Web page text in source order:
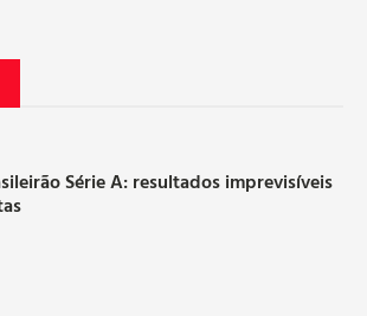
Série A: resultados imprevisíveis